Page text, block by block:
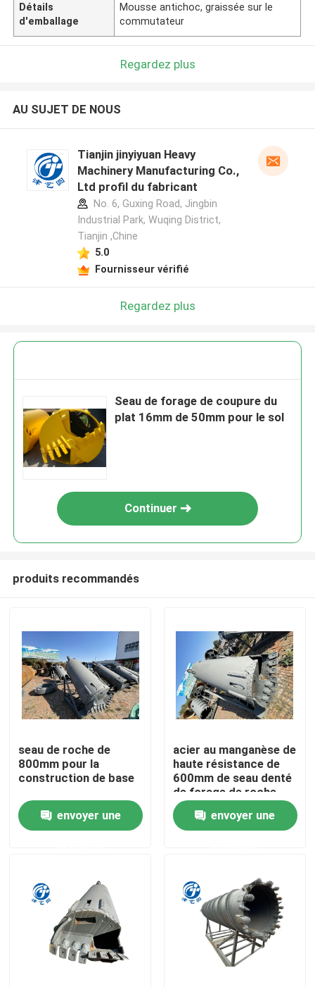
Produits
Au sujet de nous
Contrôle de qualité
Contactez-nous
Détails
d'emballage
Mousse antichoc, graissée sur le
commutateur
Regardez plus
AU SUJET DE NOUS
Tianjin jinyiyuan Heavy
Machinery Manufacturing Co.,
Ltd profil du fabricant
No. 6, Guxing Road, Jingbin
Industrial Park, Wuqing District,
Tianjin ,Chine
5.0
Fournisseur vérifié
Regardez plus
Seau de forage de coupure du
plat 16mm de 50mm pour le sol
Continuer
produits recommandés
seau de roche de
800mm pour la
construction de base
envoyer une
acier au manganèse de
haute résistance de
600mm de seau denté
de forage de roche
envoyer une